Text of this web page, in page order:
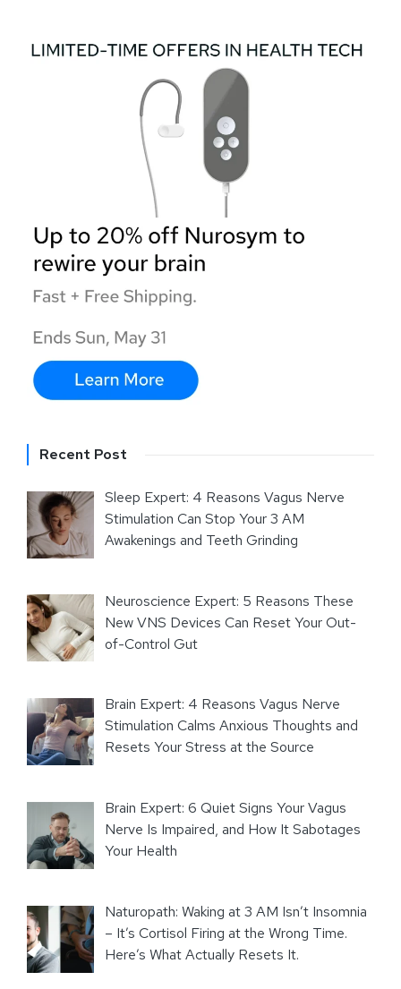
Recent Post
Sleep Expert: 4 Reasons Vagus Nerve
Stimulation Can Stop Your 3 AM
Awakenings and Teeth Grinding
Neuroscience Expert: 5 Reasons These
New VNS Devices Can Reset Your Out-
of-Control Gut
Brain Expert: 4 Reasons Vagus Nerve
Stimulation Calms Anxious Thoughts and
Resets Your Stress at the Source
Brain Expert: 6 Quiet Signs Your Vagus
Nerve Is Impaired, and How It Sabotages
Your Health
Naturopath: Waking at 3 AM Isn’t Insomnia
– It’s Cortisol Firing at the Wrong Time.
Here’s What Actually Resets It.